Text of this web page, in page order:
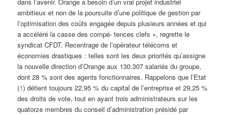
ambitieux et non de la poursuite d’une politique de gestion par
l’optimisation des coûts engagée depuis plusieurs années et qui
a accéléré la casse des compé- tences clefs », regrette le
syndicat CFDT. Recentrage de l’opérateur télécoms et
économies drastiques : telles sont les deux priorités qu’assigne
la nouvelle direction d’Orange aux 130.307 salariés du groupe,
dont 28 % sont des agents fonctionnaires. Rappelons que l’Etat
(1) détient toujours 22,95 % du capital de l’entreprise et 29,25 %
des droits de vote, tout en ayant trois administrateurs sur les
quatorze membres du conseil d’administration présidé par